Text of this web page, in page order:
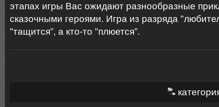
этапах игры Вас ожидают разнообразные
сказочными героями. Игра из разряда
"тащится”, а кто-то "плюется”.